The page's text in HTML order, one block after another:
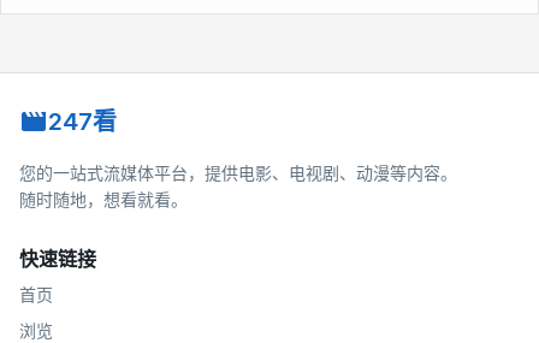
247看
您的一站式流媒体平台，提供电影、电视剧、动漫等内容。
随时随地，想看就看。
快速链接
首页
浏览